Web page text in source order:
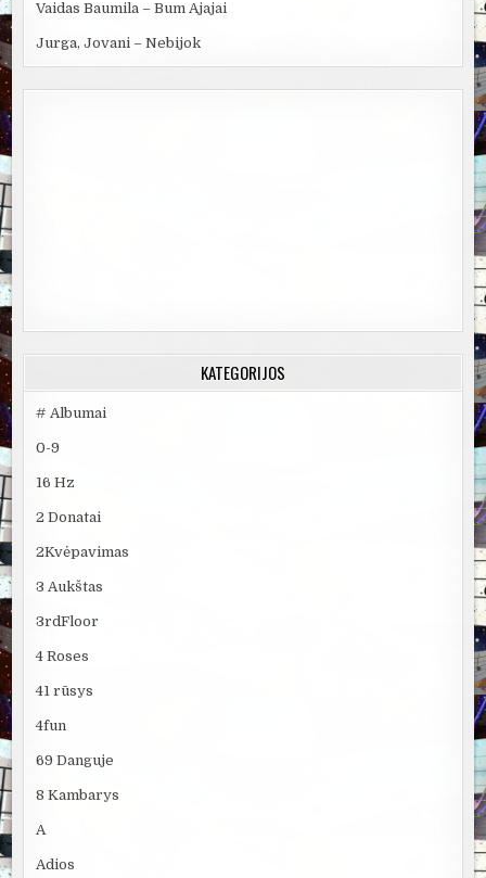
Vaidas Baumila – Bum Ajajai
Jurga, Jovani – Nebijok
KATEGORIJOS
# Albumai
0-9
16 Hz
2 Donatai
2Kvėpavimas
3 Aukštas
3rdFloor
4 Roses
41 rūsys
4fun
69 Danguje
8 Kambarys
A
Adios